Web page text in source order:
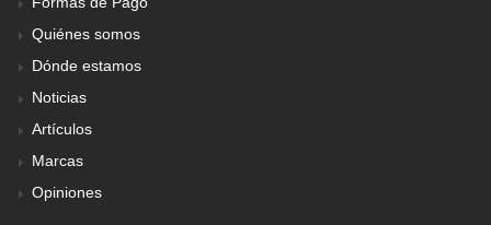
Quiénes somos
Dónde estamos
Noticias
Artículos
Marcas
Opiniones